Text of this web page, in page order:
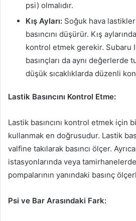
psi) olmalıdır.
Kış Ayları: Soğuk hava
basıncını düşürür. Kış
kontrol etmek gerekir. Subaru
basınçları da aynı değerlerde
düşük sıcaklıklarda düzenli
Lastik Basıncını Kontrol Etme:
Lastik basıncını kontrol etmek için
kullanmak en doğrusudur. Lastik
valfine takılarak basıncı ölçer.
istasyonlarında veya
pompalarının yanındaki basınç
Psi ve Bar Arasındaki Fark: